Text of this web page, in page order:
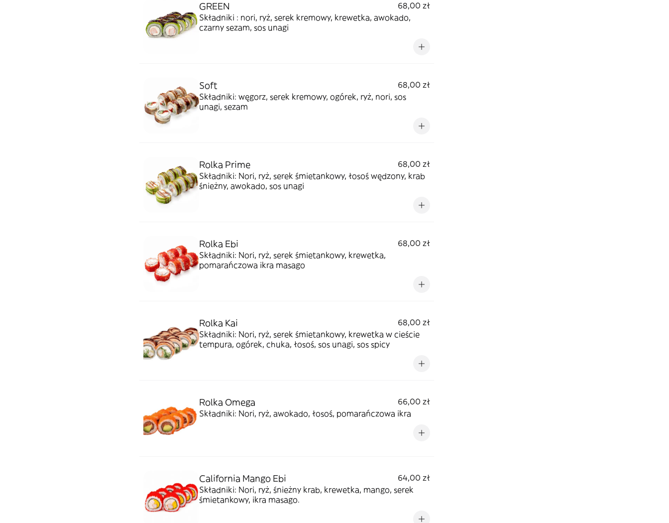
GREEN
68,00 zł
Składniki : nori, ryż, serek kremowy, krewetka, awokado,
czarny sezam, sos unagi
Soft
68,00 zł
Składniki: węgorz, serek kremowy, ogórek, ryż, nori, sos
unagi, sezam
Rolka Prime
68,00 zł
Składniki: Nori, ryż, serek śmietankowy, łosoś wędzony, krab
śnieżny, awokado, sos unagi
Rolka Ebi
68,00 zł
Składniki: Nori, ryż, serek śmietankowy, krewetka,
pomarańczowa ikra masago
Rolka Kai
68,00 zł
Składniki: Nori, ryż, serek śmietankowy, krewetka w cieście
tempura, ogórek, chuka, łosoś, sos unagi, sos spicy
Rolka Omega
66,00 zł
Składniki: Nori, ryż, awokado, łosoś, pomarańczowa ikra
California Mango Ebi
64,00 zł
Składniki: Nori, ryż, śnieżny krab, krewetka, mango, serek
śmietankowy, ikra masago.